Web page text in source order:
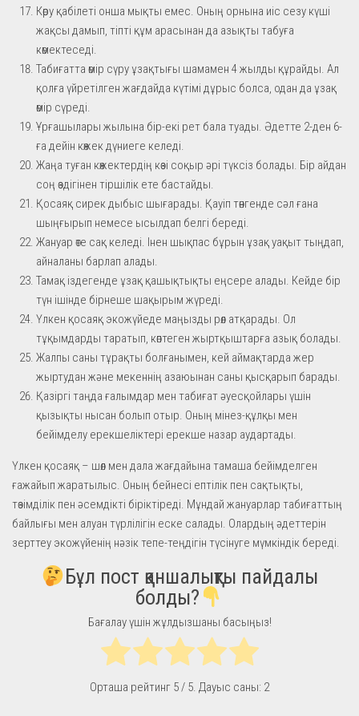
Көру қабілеті онша мықты емес. Оның орнына иіс сезу күші
жақсы дамып, тіпті құм арасынан да азықты табуға
көмектеседі.
Табиғатта өмір сүру ұзақтығы шамамен 4 жылды құрайды. Ал
қолға үйретілген жағдайда күтімі дұрыс болса, одан да ұзақ
өмір сүреді.
Ұрғашылары жылына бір-екі рет бала туады. Әдетте 2-ден 6-
ға дейін көжек дүниеге келеді.
Жаңа туған көжектердің көзі соқыр әрі түксіз болады. Бір айдан
соң өздігінен тіршілік ете бастайды.
Қосаяқ сирек дыбыс шығарады. Қауіп төнгенде сәл ғана
шыңғырып немесе ысылдап белгі береді.
Жануар өте сақ келеді. Інен шықпас бұрын ұзақ уақыт тыңдап,
айналаны барлап алады.
Тамақ іздегенде ұзақ қашықтықты еңсере алады. Кейде бір
түн ішінде бірнеше шақырым жүреді.
Үлкен қосаяқ экожүйеде маңызды рөл атқарады. Ол
тұқымдарды таратып, көптеген жыртқыштарға азық болады.
Жалпы саны тұрақты болғанымен, кей аймақтарда жер
жыртудан және мекеннің азаюынан саны қысқарып барады.
Қазіргі таңда ғалымдар мен табиғат әуесқойлары үшін
қызықты нысан болып отыр. Оның мінез-құлқы мен
бейімделу ерекшеліктері ерекше назар аудартады.
Үлкен қосаяқ – шөл мен дала жағдайына тамаша бейімделген
ғажайып жаратылыс. Оның бейнесі ептілік пен сақтықты,
төзімділік пен әсемдікті біріктіреді. Мұндай жануарлар табиғаттың
байлығы мен алуан түрлілігін еске салады. Олардың әдеттерін
зерттеу экожүйенің нәзік тепе-теңдігін түсінуге мүмкіндік береді.
Бұл пост қаншалықты пайдалы
болды?
Бағалау үшін жұлдызшаны басыңыз!
Орташа рейтинг 5/ 5. Дауыс саны: 2